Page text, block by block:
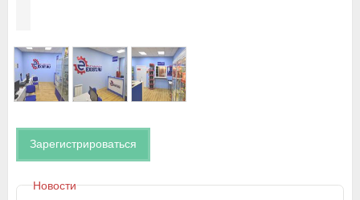
Зарегистрироваться
Новости